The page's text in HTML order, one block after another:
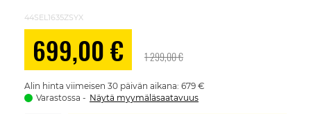
44SEL1635ZSYX
699,00 € 1 299,00 €
Alin hinta viimeisen 30 päivän aikana: 679 €
Varastossa
Näytä myymäläsaatavuus
images
gallery